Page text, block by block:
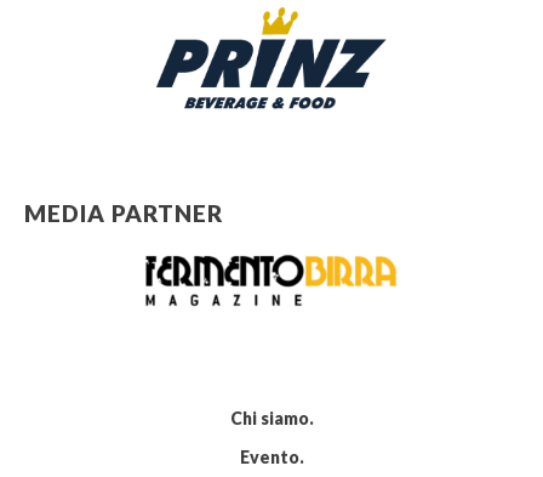
MEDIA PARTNER
Chi siamo
Evento